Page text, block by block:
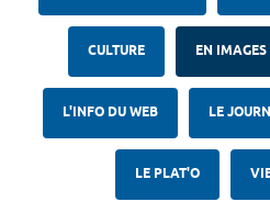
CULTURE EN IMAGES
L'INFO DU WEB LE
LE PLAT'O